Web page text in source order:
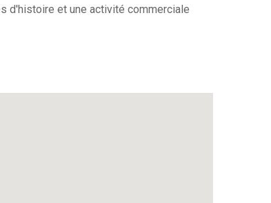
d'histoire et une activité commerciale